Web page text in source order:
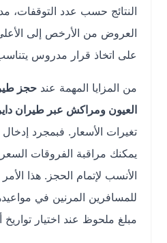
النتائج حسب عدد التوقفات، مدة
العروض من الأرخص إلى الأعلى
على اتخاذ قرار مدروس يتناسب مع
من المزايا المهمة عندحجز طيران
العيون ومراكش عبر طيران دايركت
تغيرات الأسعار. فبمجرد إدخال
يمكنك مراقبة الفروقات السعرية
الأنسب لإتمام الحجز. هذا الأمر
للمسافرين المرنين في مواعيدهم،
مبلغ ملحوظ عند اختيار تواريخ أقل